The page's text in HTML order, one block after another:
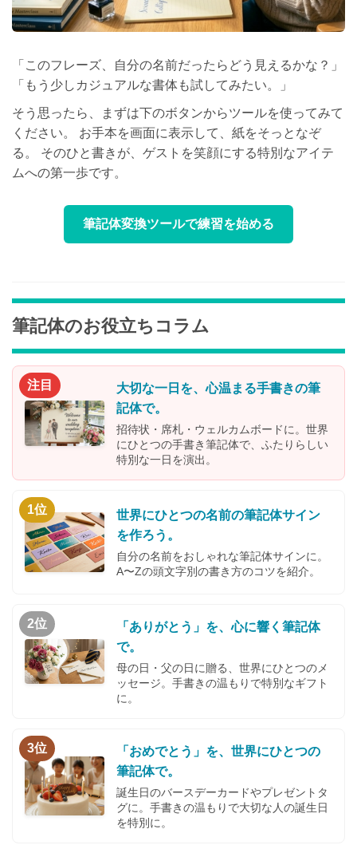
「このフレーズ、自分の名前だったらどう見えるかな？」
「もう少しカジュアルな書体も試してみたい。」
そう思ったら、まずは下のボタンからツールを使ってみて
ください。 お手本を画面に表示して、紙をそっとなぞ
る。 そのひと書きが、ゲストを笑顔にする特別なアイテ
ムへの第一歩です。
筆記体変換ツールで練習を始める
筆記体のお役立ちコラム
注目
大切な一日を、心温まる手書きの筆
記体で。
招待状・席札・ウェルカムボードに。世界
にひとつの手書き筆記体で、ふたりらしい
特別な一日を演出。
1位
世界にひとつの名前の筆記体サイン
を作ろう。
自分の名前をおしゃれな筆記体サインに。
A〜Zの頭文字別の書き方のコツを紹介。
2位
「ありがとう」を、心に響く筆記体
で。
母の日・父の日に贈る、世界にひとつのメ
ッセージ。手書きの温もりで特別なギフト
に。
3位
「おめでとう」を、世界にひとつの
筆記体で。
誕生日のバースデーカードやプレゼントタ
グに。手書きの温もりで大切な人の誕生日
を特別に。